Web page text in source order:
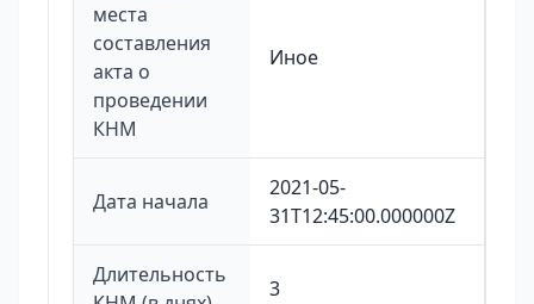
места
составления
акта о
проведении
КНМ
Иное
Дата начала
2021-05-
31T12:45:00.000000Z
Длительность
3